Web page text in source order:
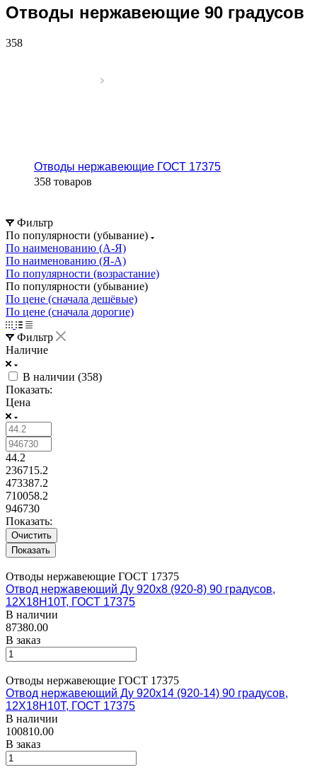
Отводы нержавеющие 90 градусов
358
Отводы нержавеющие ГОСТ 17375
358 товаров
Фильтр
По популярности (убывание)
По наименованию (А-Я)
По наименованию (Я-А)
По популярности (возрастание)
По популярности (убывание)
По цене (сначала дешёвые)
По цене (сначала дорогие)
Фильтр
Наличие
В наличии (358)
Показать:
Цена
44.2
236715.2
473387.2
710058.2
946730
Показать:
Очистить
Отводы нержавеющие ГОСТ 17375
Отвод нержавеющий Ду 920х8 (920-8) 90 градусов,
12Х18Н10Т, ГОСТ 17375
В наличии
87380.00
В заказ
Отводы нержавеющие ГОСТ 17375
Отвод нержавеющий Ду 920х14 (920-14) 90 градусов,
12Х18Н10Т, ГОСТ 17375
В наличии
100810.00
В заказ